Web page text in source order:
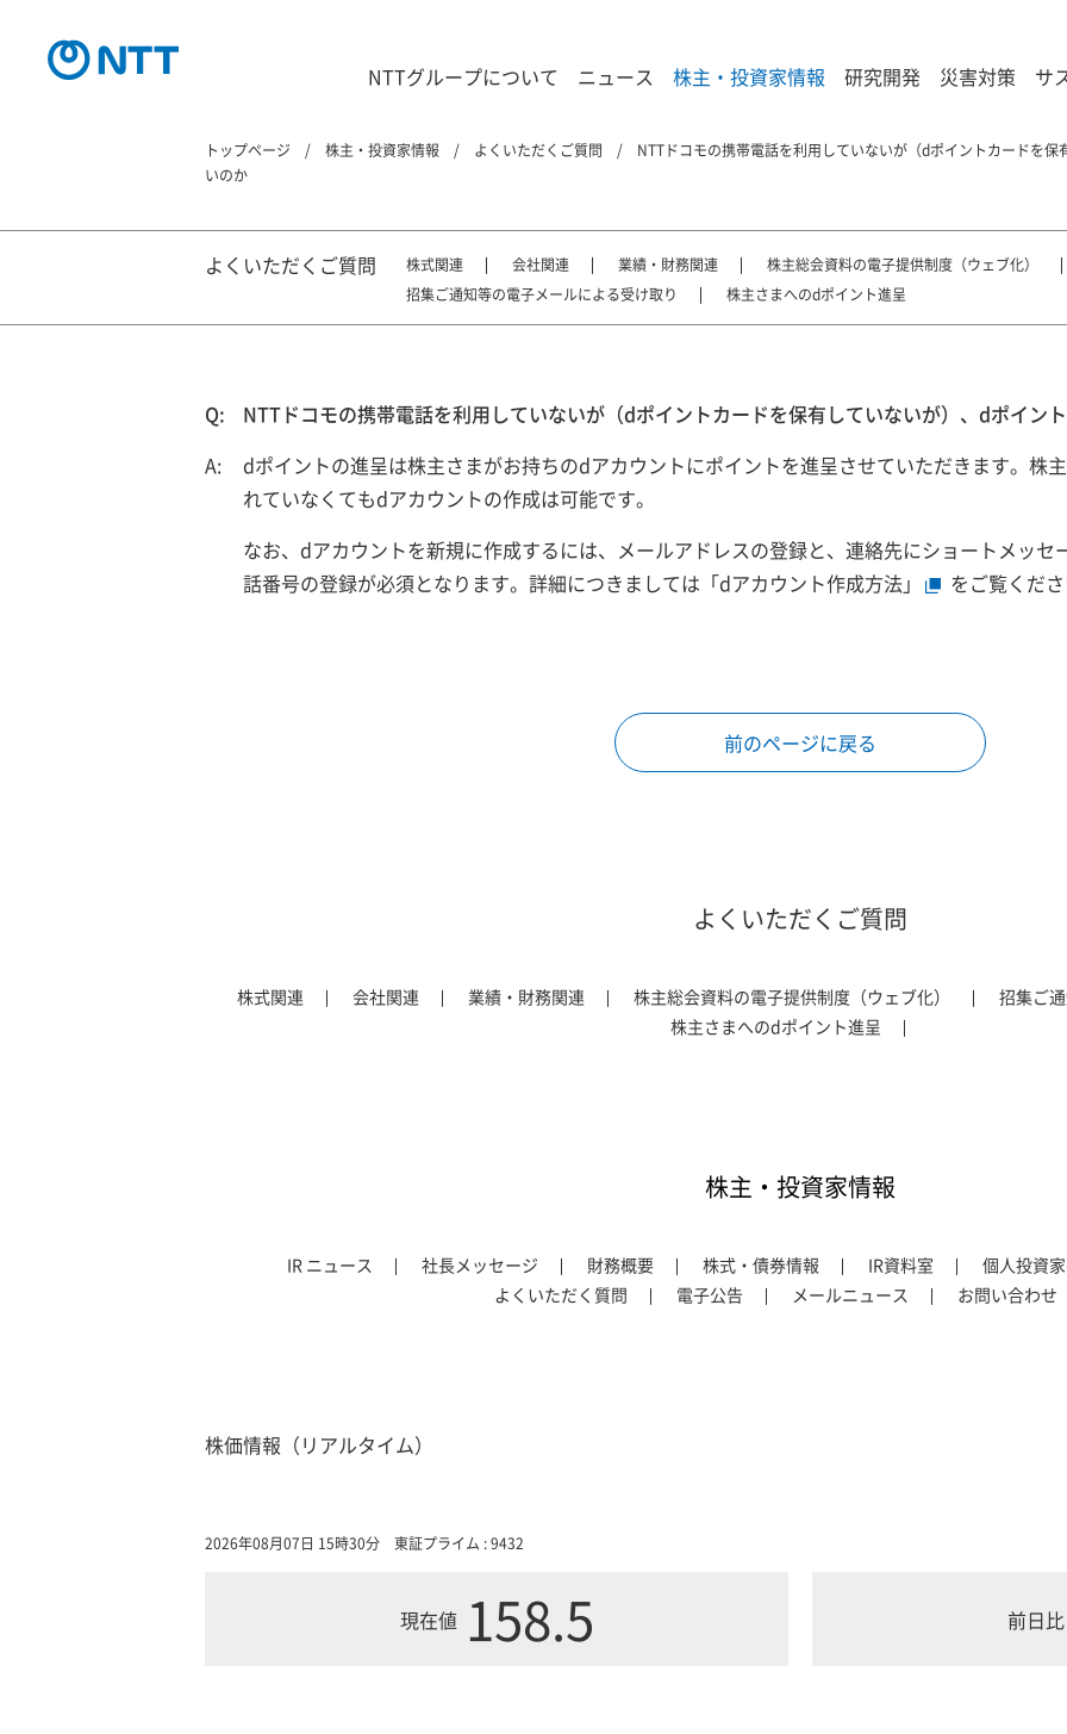
NTTグループについて ニュース 株主・投資家情報 研究開発 災害対策 サ
トップページ 株主・投資家情報 よくいただくご質問
NTTドコモの携帯電話を利用していないが（dポイントカードを
いのか
よくいただくご質問 株式関連 会社関連 業績・財務関連
株主総会資料の電子提供制度（ウェブ化）
招集ご通知等の電子メールによる受け取り
株主さまへのdポイント進呈
NTTドコモの携帯電話を利用していないが（dポイントカードを保有していないが）、dポイン
dポイントの進呈は株主さまがお持ちのdアカウントにポイントを進呈させていただきます。株
れていなくてもdアカウントの作成は可能です。
なお、dアカウントを新規に作成するには、メールアドレスの登録と、連絡先にショートメッセ
話番号の登録が必須となります。詳細につきましては 「dアカウント作成方法」 をご覧くださ
前のページに戻る
よくいただくご質問
株式関連 会社関連 業績・財務関連 株主総会資料の電子提供制度（ウェブ化）
招集ご
株主さまへのdポイント進呈
株主・投資家情報
IR ニュース 社長メッセージ 財務概要 株式・債券情報 IR資料室 個人投資
よくいただく質問
電子公告 メールニュース お問い合わせ
株価情報（リアルタイム）
2026年08月07日 15時30分 東証プライム : 9432
現在値 158.5 前日比